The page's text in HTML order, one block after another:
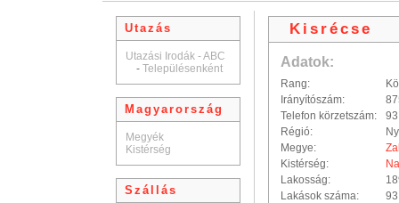
Utazás
Utazási Irodák - ABC
- Településenként
Magyarország
Megyék
Kistérség
Szállás
Kisrécse
Adatok:
Rang:
Irányítószám:
Telefon körzetszám:
93
Régió:
Megye:
Kistérség:
Lakosság:
Lakások száma:
93